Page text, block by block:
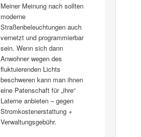
Meiner Meinung nach sollten
moderne
Straßenbeleuchtungen auch
vernetzt und programmierbar
sein. Wenn sich dann
Anwohner wegen des
fluktuierenden Lichts
beschweren kann man ihnen
eine Patenschaft für „ihre“
Laterne anbieten – gegen
Stromkostenerstattung +
Verwaltungsgebühr.